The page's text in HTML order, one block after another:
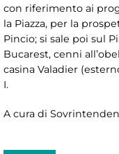
con riferimento ai
la Piazza, per la
Pincio; si sale poi sul
Bucarest, cenni
casina Valadier
I.
A cura di